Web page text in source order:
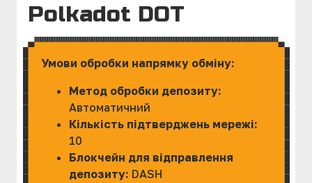
Polkadot DOT
Умови обробки напрямку обміну:
Метод обробки депозиту:
Автоматичний
Кількість підтверджень мережі:
10
Блокчейн для відправлення
депозиту: DASH